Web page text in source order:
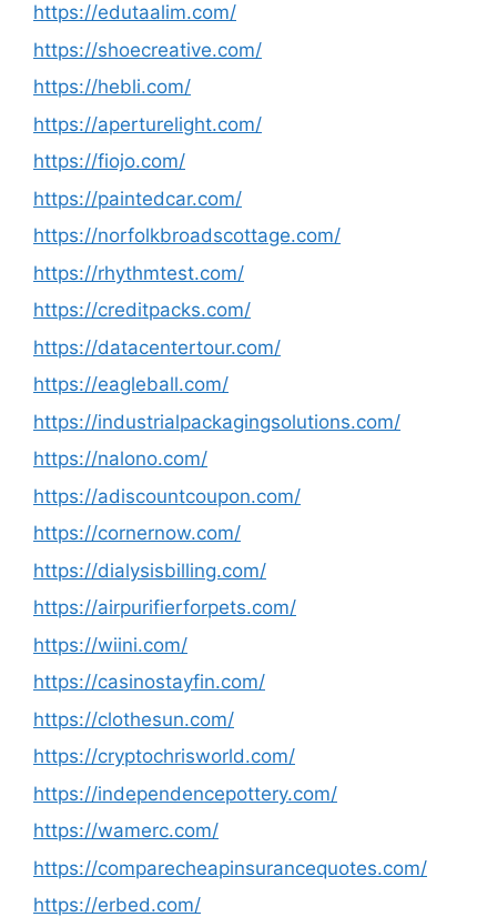
https://edutaalim.com/
https://shoecreative.com/
https://hebli.com/
https://aperturelight.com/
https://fiojo.com/
https://paintedcar.com/
https://norfolkbroadscottage.com/
https://rhythmtest.com/
https://creditpacks.com/
https://datacentertour.com/
https://eagleball.com/
https://industrialpackagingsolutions.com/
https://nalono.com/
https://adiscountcoupon.com/
https://cornernow.com/
https://dialysisbilling.com/
https://airpurifierforpets.com/
https://wiini.com/
https://casinostayfin.com/
https://clothesun.com/
https://cryptochrisworld.com/
https://independencepottery.com/
https://wamerc.com/
https://comparecheapinsurancequotes.com/
https://erbed.com/